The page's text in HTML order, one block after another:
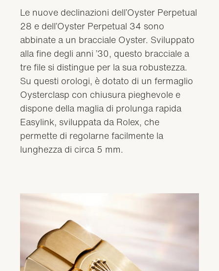
Le nuove declinazioni dell’Oyster Perpetual
28 e dell’Oyster Perpetual 34 sono
abbinate a un bracciale Oyster. Sviluppato
alla fine degli anni ’30, questo bracciale a
tre file si distingue per la sua robustezza.
Su questi orologi, è dotato di un fermaglio
Oysterclasp con chiusura pieghevole e
dispone della maglia di prolunga rapida
Easylink, sviluppata da Rolex, che
permette di regolarne facilmente la
lunghezza di circa 5 mm.